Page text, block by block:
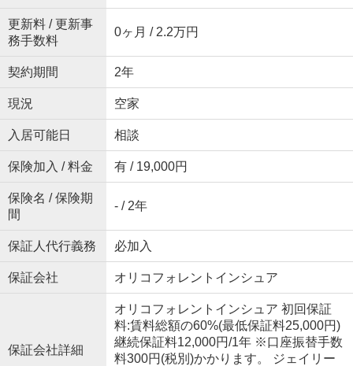
更新料 / 更新事
務手数料
0ヶ月 / 2.2万円
契約期間 2年
現況 空家
入居可能日 相談
保険加入 / 料金 有 / 19,000円
保険名 / 保険期
間
- / 2年
保証人代行義務 必加入
保証会社 オリコフォレントインシュア
保証会社詳細
オリコフォレントインシュア 初回保証
料:賃料総額の60%(最低保証料25,000円)
継続保証料12,000円/1年 ※口座振替手数
料300円(税別)かかります。 ジェイリー